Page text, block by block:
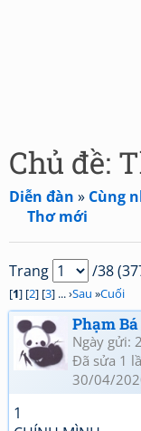
Chủ đề:
Diễn đàn » Cùng
Thơ mới
Trang /38
[1] [2] [3] ... ›Sau »Cuối
Phạm
Ngày gửi:
Đã sửa 1
30/04/
1